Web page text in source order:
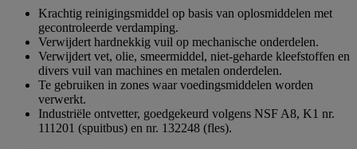
sterren.
Krachtig reinigingsmiddel op basis van oplosmiddelen met
gecontroleerde verdamping.
Verwijdert hardnekkig vuil op mechanische onderdelen.
Verwijdert vet, olie, smeermiddel, niet-geharde kleefstoffen en
divers vuil van machines en metalen onderdelen.
Te gebruiken in zones waar voedingsmiddelen worden
verwerkt.
Industriële ontvetter, goedgekeurd volgens NSF A8, K1 nr.
111201 (spuitbus) en nr. 132248 (fles).